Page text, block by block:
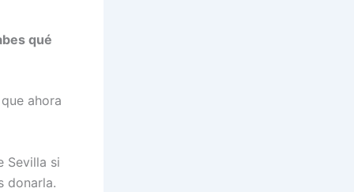
qué
ahora
Sevilla si
donarla.